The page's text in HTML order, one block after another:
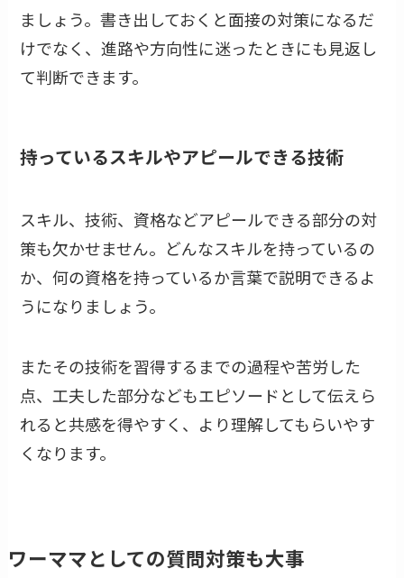
ましょう。書き出しておくと面接の対策になるだ
けでなく、進路や方向性に迷ったときにも見返し
て判断できます。
持っているスキルやアピールできる技術
スキル、技術、資格などアピールできる部分の対
策も欠かせません。どんなスキルを持っているの
か、何の資格を持っているか言葉で説明できるよ
うになりましょう。
またその技術を習得するまでの過程や苦労した
点、工夫した部分などもエピソードとして伝えら
れると共感を得やすく、より理解してもらいやす
くなります。
ワーママとしての質問対策も大事